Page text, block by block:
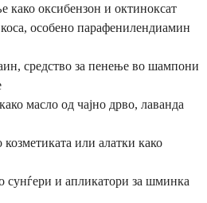
како оксибензон и октиноксат
особено парафенилендиамин
средство за пенење во шампони
масло од чајно дрво, лаванда
или алатки како
сунѓери и апликатори за шминка